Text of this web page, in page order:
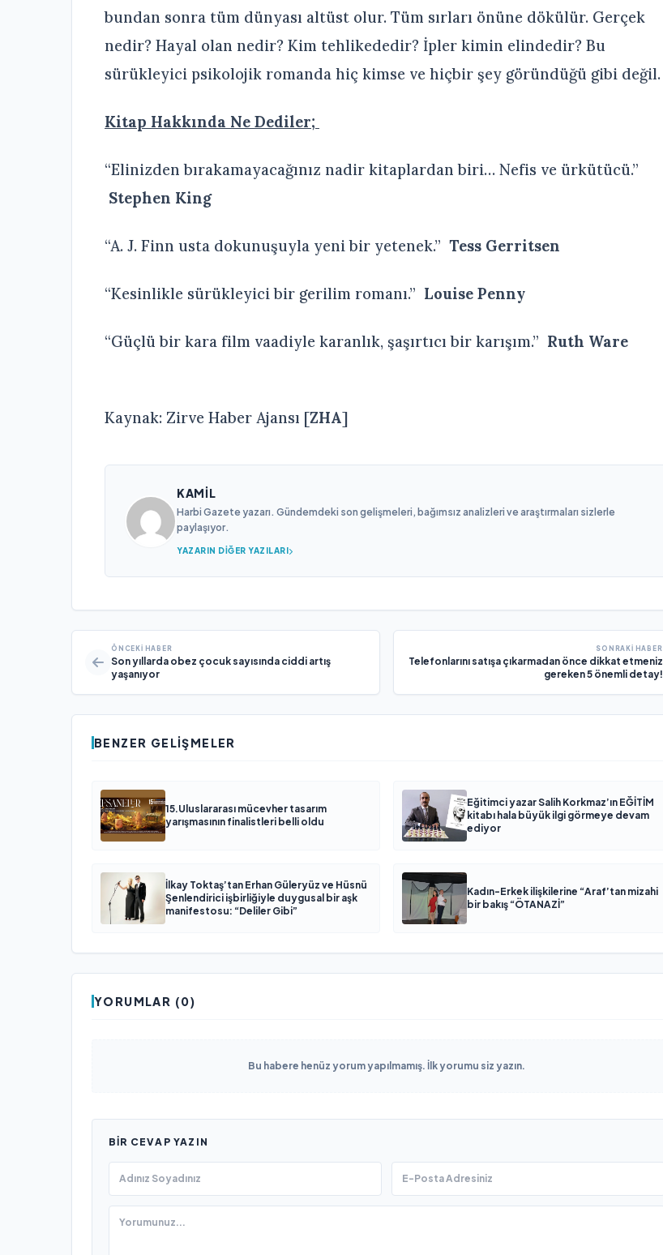
bundan sonra tüm dünyası altüst olur. Tüm sırları önüne dökülür. Gerçek
nedir? Hayal olan nedir? Kim tehlikededir? İpler kimin elindedir? Bu
sürükleyici psikolojik romanda hiç kimse ve hiçbir şey göründüğü gibi değil.
Kitap Hakkında Ne Dediler;
“Elinizden bırakamayacağınız nadir kitaplardan biri… Nefis ve ürkütücü.”
Stephen King
“A. J. Finn usta dokunuşuyla yeni bir yetenek.” Tess Gerritsen
“Kesinlikle sürükleyici bir gerilim romanı.” Louise Penny
“Güçlü bir kara film vaadiyle karanlık, şaşırtıcı bir karışım.” Ruth Ware
Kaynak: Zirve Haber Ajansı [ZHA]
KAMIL
Harbi Gazete yazarı. Gündemdeki son gelişmeleri, bağımsız analizleri ve araştırmaları sizlerle
paylaşıyor.
YAZARIN DIĞER YAZILARI
ÖNCEKI HABER
Son yıllarda obez çocuk sayısında ciddi artış
yaşanıyor
SONRAKI HABER
Telefonlarını satışa çıkarmadan önce dikkat etmeniz
gereken 5 önemli detay!
BENZER GELIŞMELER
15.Uluslararası mücevher tasarım
yarışmasının finalistleri belli oldu
Eğitimci yazar Salih Korkmaz’ın EĞİTİM
kitabı hala büyük ilgi görmeye devam
ediyor
İlkay Toktaş’tan Erhan Güleryüz ve Hüsnü
Şenlendirici işbirliğiyle duygusal bir aşk
manifestosu: “Deliler Gibi”
Kadın-Erkek ilişkilerine “Araf’tan mizahi
bir bakış “ÖTANAZİ”
YORUMLAR (0)
Bu habere henüz yorum yapılmamış. İlk yorumu siz yazın.
BIR CEVAP YAZIN